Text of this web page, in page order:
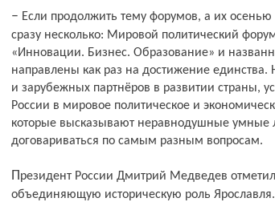
– Если продолжить тему форумов, а их осенью на Ярославской земле проводится
сразу несколько: Мировой политический
«Инновации. Бизнес. Образование» и
направлены как раз на достижение
и зарубежных партнёров в развитии страны,
России в мировое политическое и
которые высказывают неравнодушные умные
договариваться по самым разным вопросам.
Президент России Дмитрий Медведев отметил во время своего визита
объединяющую историческую роль